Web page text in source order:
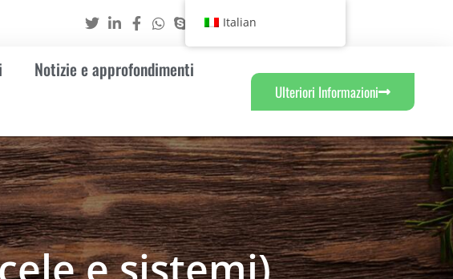
Notizie e approfondimenti
Ulteriori Informazioni
Italian